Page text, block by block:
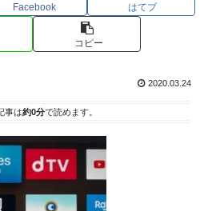
Facebook はてブ
コピー
2020.03.24
事は約0分で読めます。